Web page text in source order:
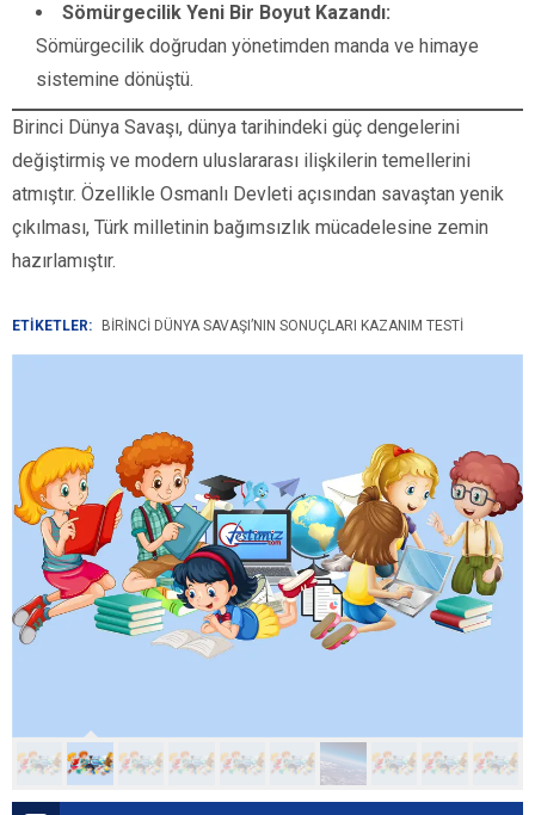
Sömürgecilik Yeni Bir Boyut Kazandı:
Sömürgecilik doğrudan yönetimden manda ve himaye
sistemine dönüştü.
Birinci Dünya Savaşı, dünya tarihindeki güç dengelerini
değiştirmiş ve modern uluslararası ilişkilerin temellerini
atmıştır. Özellikle Osmanlı Devleti açısından savaştan yenik
çıkılması, Türk milletinin bağımsızlık mücadelesine zemin
hazırlamıştır.
ETİKETLER: BIRINCI DÜNYA SAVAŞI’NIN SONUÇLARI KAZANIM TESTI